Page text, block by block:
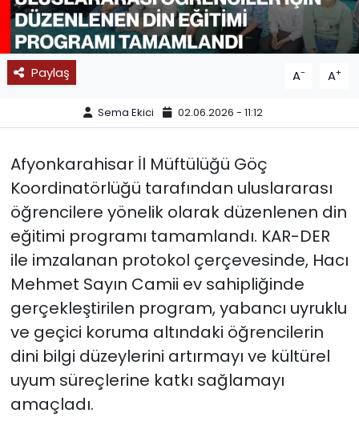
Paylaş A- A+
Sema Ekici 02.06.2026 - 11:12
Afyonkarahisar İl Müftülüğü Göç
Koordinatörlüğü tarafından uluslararası
öğrencilere yönelik olarak düzenlenen din
eğitimi programı tamamlandı. KAR-DER
ile imzalanan protokol çerçevesinde, Hacı
Mehmet Sayın Camii ev sahipliğinde
gerçekleştirilen program, yabancı uyruklu
ve geçici koruma altındaki öğrencilerin
dini bilgi düzeylerini artırmayı ve kültürel
uyum süreçlerine katkı sağlamayı
amaçladı.